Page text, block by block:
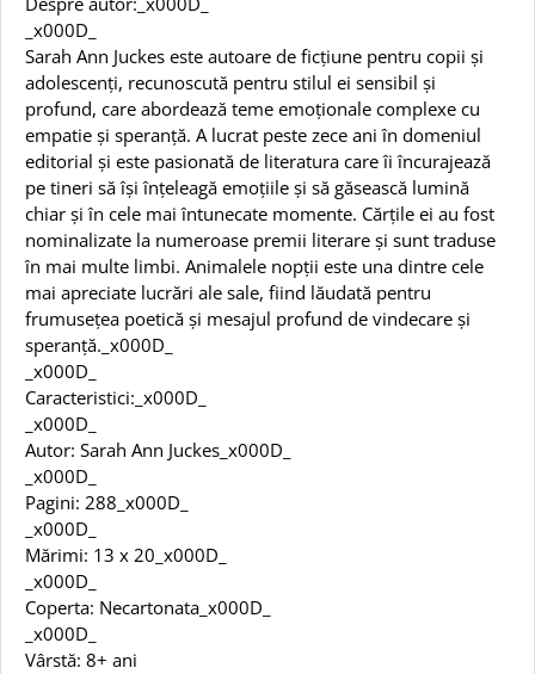
_x000D_
Sarah Ann Juckes este autoare de ficțiune pentru copii și
adolescenți, recunoscută pentru stilul ei sensibil și
profund, care abordează teme emoționale complexe cu
empatie și speranță. A lucrat peste zece ani în domeniul
editorial și este pasionată de literatura care îi încurajează
pe tineri să își înțeleagă emoțiile și să găsească lumină
chiar și în cele mai întunecate momente. Cărțile ei au fost
nominalizate la numeroase premii literare și sunt traduse
în mai multe limbi. Animalele nopții este una dintre cele
mai apreciate lucrări ale sale, fiind lăudată pentru
frumusețea poetică și mesajul profund de vindecare și
speranță._x000D_
_x000D_
Caracteristici:_x000D_
_x000D_
Autor: Sarah Ann Juckes_x000D_
_x000D_
Pagini: 288_x000D_
_x000D_
Mărimi: 13 x 20_x000D_
_x000D_
Coperta: Necartonata_x000D_
_x000D_
Vârstă: 8+ ani